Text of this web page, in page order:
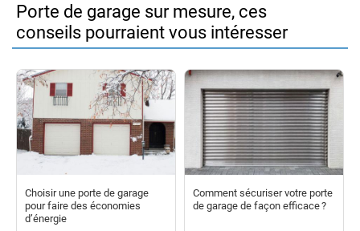
Porte de garage sur mesure, ces
conseils pourraient vous intéresser
Choisir une porte de garage
pour faire des économies
d’énergie
Comment sécuriser votre porte
de garage de façon efficace ?